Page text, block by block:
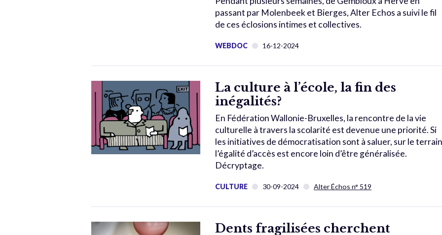
passant par Molenbeek et Bierges, Alter Echos a suivi le fil
de ces éclosions intimes et collectives.
WEBDOC 16-12-2024
La culture à l’école, la fin des
inégalités?
En Fédération Wallonie-Bruxelles, la rencontre de la vie
culturelle à travers la scolarité est devenue une priorité. Si
les initiatives de démocratisation sont à saluer, sur le
l’égalité d’accès est encore loin d’être généralisée.
Décryptage.
CULTURE 30-09-2024 Alter Échos n° 519
Dents fragilisées cherchent